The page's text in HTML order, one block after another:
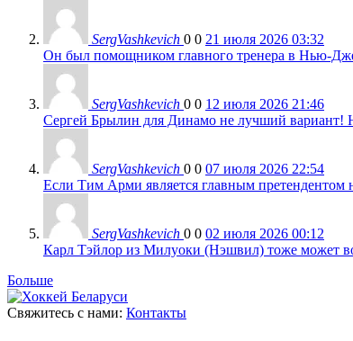
SergVashkevich 0 0 21 июля 2026 03:32
Он был помощником главного тренера в Нью-
SergVashkevich 0 0 12 июля 2026 21:46
Сергей Брылин для Динамо не лучший вариант!
SergVashkevich 0 0 07 июля 2026 22:54
Если Тим Арми является главным претендентом
SergVashkevich 0 0 02 июля 2026 00:12
Карл Тэйлор из Милуоки (Нэшвил) тоже может
Больше
Свяжитесь с нами: Контакты